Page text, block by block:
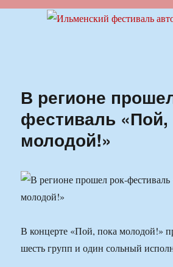
Ильменский
В регионе
фестиваль «Пой,
молодой!»
В концерте «Пой, пока молодой!»
шесть групп и один сольный